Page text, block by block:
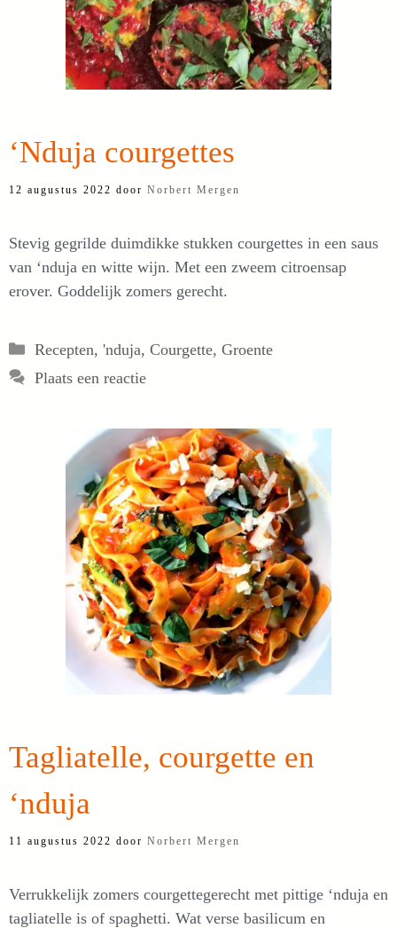
‘Nduja courgettes
12 augustus 2022 door Norbert Mergen
Stevig gegrilde duimdikke stukken courgettes in een saus
van ‘nduja en witte wijn. Met een zweem citroensap
erover. Goddelijk zomers gerecht.
Categorieën
Recepten, 'nduja, Courgette, Groente
Plaats een reactie
Tagliatelle, courgette en
‘nduja
11 augustus 2022 door Norbert Mergen
Verrukkelijk zomers courgettegerecht met pittige ‘nduja en
tagliatelle is of spaghetti. Wat verse basilicum en